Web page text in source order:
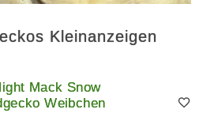
Kleinanzeigen
Mack Snow
Weibchen